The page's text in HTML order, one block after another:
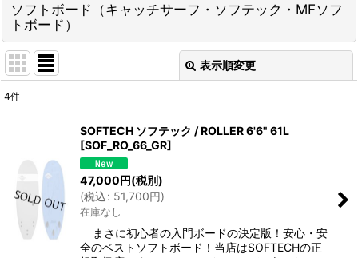
ソフトボード（キャッチサーフ・ソフテック・MFソフ
トボード）
表示順変更
絞り込む
4件
SOFTECH ソフテック / ROLLER 6'6" 61L
[SOF_RO_66_GR]
47,000円(税別)
(税込: 51,700円)
在庫なし
まさに初心者の入門ボードの決定版！安心・安
全のベストソフトボード！当店はSOFTECHの正